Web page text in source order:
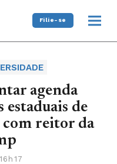
Filie-se
agenda
de
com reitor da